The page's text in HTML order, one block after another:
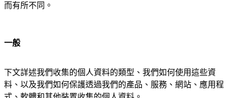
而有所不同。
一般
下文詳述我們收集的個人資料的類型、我們如何使用這些資
料、以及我們如何保護透過我們的產品、服務、網站、應用程